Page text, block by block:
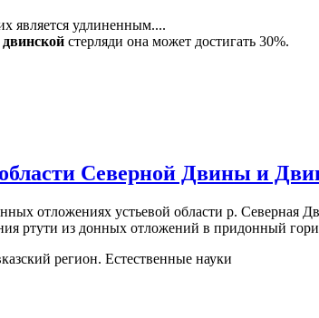
является удлиненным....
двинской стерляди она может достигать 30%.
Северной Двины и
отложениях устьевой области р.
ртути из донных отложений в придонный
регион. Естественные науки